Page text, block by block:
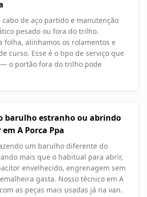
cabo de aço partido e manutenção
pesado ou fora do trilho.
folha, alinhamos os rolamentos e
curso. Esse é o tipo de serviço que
o portão fora do trilho pode
barulho estranho ou abrindo
A Porca Ppa
um barulho diferente do
mais que o habitual para abrir,
envelhecido, engrenagem sem
gasta. Nosso técnico em A
as peças mais usadas já na van.